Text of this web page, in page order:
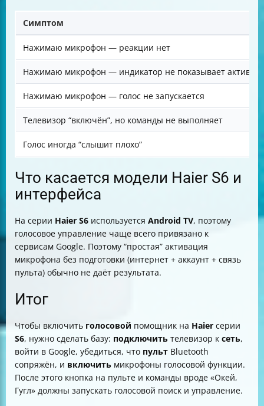
Симптом
Нажимаю микрофон — реакции нет
Нажимаю микрофон — индикатор не показывает
Нажимаю микрофон — голос не запускается
Телевизор “включён”, но команды не выполняет
Голос иногда “слышит плохо”
Что касается модели Haier S6 и
интерфейса
На серии Haier S6 используется Android TV, поэтому
голосовое управление чаще всего привязано к
сервисам Google. Поэтому “простая” активация
микрофона без подготовки (интернет + аккаунт + связь
пульта) обычно не даёт результата.
Итог
Чтобы включить голосовой помощник на Haier серии
S6, нужно сделать базу: подключить телевизор к сеть,
войти в Google, убедиться, что пульт Bluetooth
сопряжён, и включить микрофоны голосовой функции.
После этого кнопка на пульте и команды вроде «Окей,
Гугл» должны запускать голосовой поиск и управление.